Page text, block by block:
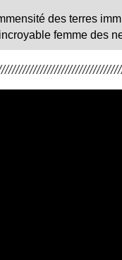
des terres
femme des